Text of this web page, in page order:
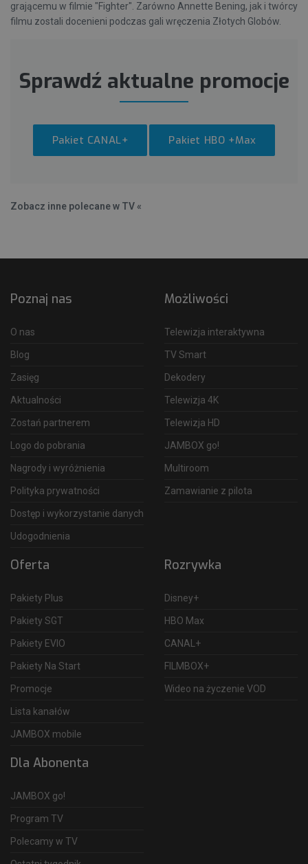
grającemu w filmie "Fighter". Zarówno Annette Bening, jak i twórcy
filmu zostali docenieni podczas gali wręczenia Złotych Globów.
Sprawdź aktualne promocje
Pakiet CANAL+ Pakiet HBO +Max
Zobacz inne polecane w TV «
Poznaj nas
O nas
Blog
Zasięg
Aktualności
Zostań partnerem
Logo do pobrania
Nagrody i wyróżnienia
Polityka prywatności
Dostęp i wykorzystanie danych
Udogodnienia
Możliwości
Telewizja interaktywna
TV Smart
Dekodery
Telewizja 4K
Telewizja HD
JAMBOX go!
Multiroom
Zamawianie z pilota
Oferta
Pakiety Plus
Pakiety SGT
Pakiety EVIO
Pakiety Na Start
Promocje
Lista kanałów
JAMBOX mobile
Rozrywka
Disney+
HBO Max
CANAL+
FILMBOX+
Wideo na życzenie VOD
Dla Abonenta
JAMBOX go!
Program TV
Polecamy w TV